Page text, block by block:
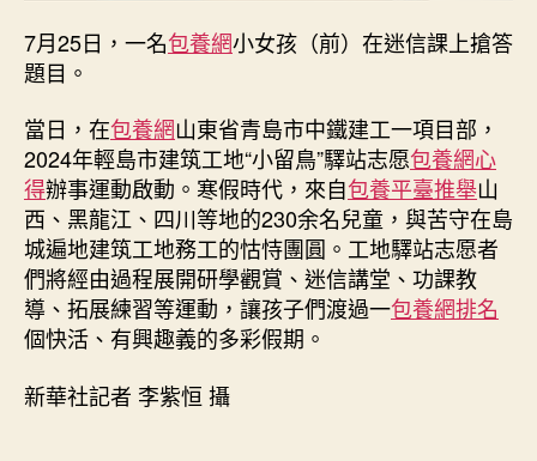
得
國
網〉
中
7月25日，一名包養網小女孩（前）在迷信課上搶答
題目。
當日，在包養網山東省青島市中鐵建工一項目部，
2024年輕島市建筑工地“小留鳥”驛站志愿包養網心
得辦事運動啟動。寒假時代，來自包養平臺推舉山
西、黑龍江、四川等地的230余名兒童，與苦守在島
城遍地建筑工地務工的怙恃團圓。工地驛站志愿者
們將經由過程展開研學觀賞、迷信講堂、功課教
導、拓展練習等運動，讓孩子們渡過一包養網排名
個快活、有興趣義的多彩假期。
新華社記者 李紫恒 攝